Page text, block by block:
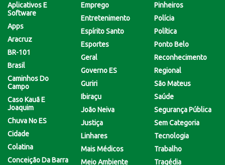
Aplicativos E
Software
Apps
Aracruz
BR-101
Brasil
Caminhos Do
Campo
Caso Kauã E
Joaquim
Chuva No ES
Cidade
Colatina
Conceição Da Barra
Emprego
Entretenimento
Espírito Santo
Esportes
Geral
Governo ES
Guriri
Ibiraçu
João Neiva
Justiça
Linhares
Mais Médicos
Meio Ambiente
Pinheiros
Polícia
Política
Ponto Belo
Reconhecimento
Regional
São Mateus
Saúde
Segurança Pública
Sem Categoria
Tecnologia
Trabalho
Tragédia